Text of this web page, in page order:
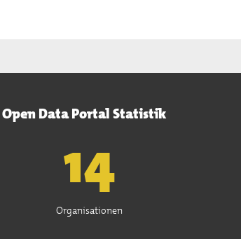
Open Data Portal Statistik
15
Organisationen